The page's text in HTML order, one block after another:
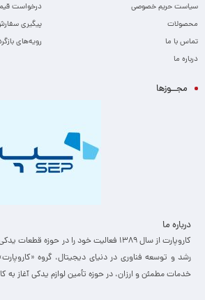
سیاست حریم خصوصی
محصولات
تماس با ما
درباره ما
درخواست
پیگیری
رویه‌های
مجــوزها
درباره ما
کاروپارت از سال ۱۳۸۹ فعالیت خود را در حوزه
خدمات مطمئن و ارزان، ­در حوزه تأمین لوازم یدکی آغاز به